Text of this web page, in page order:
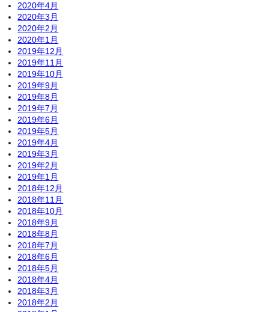
2020年4月
2020年3月
2020年2月
2020年1月
2019年12月
2019年11月
2019年10月
2019年9月
2019年8月
2019年7月
2019年6月
2019年5月
2019年4月
2019年3月
2019年2月
2019年1月
2018年12月
2018年11月
2018年10月
2018年9月
2018年8月
2018年7月
2018年6月
2018年5月
2018年4月
2018年3月
2018年2月